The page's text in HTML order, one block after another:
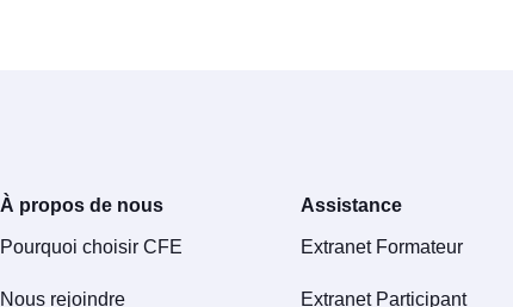
À propos de nous
Pourquoi choisir CFE
Nous rejoindre
Assistance
Extranet Formateur
Extranet Participant